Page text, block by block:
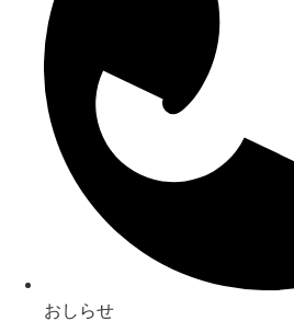
おしらせ